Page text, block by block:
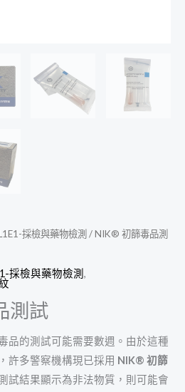
採檢與藥物檢測 / NIK® 初篩毒品測
採檢與藥物檢測 ,
測試
品的測試可能需要數週。由於這種
許多警察機構現已採用 NIK® 初篩
試結果顯示為非法物質，則可能會